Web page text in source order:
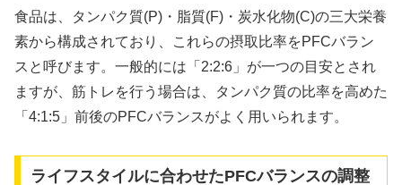
食品は、タンパク質(P)・脂質(F)・炭水化物(C)の三大栄養
素から構成されており、これらの摂取比率をPFCバラン
スと呼びます。一般的には「2:2:6」が一つの目安とされ
ますが、筋トレを行う場合は、タンパク質の比率を高めた
「4:1:5」前後のPFCバランスがよく用いられます。
ライフスタイルに合わせたPFCバランスの調整